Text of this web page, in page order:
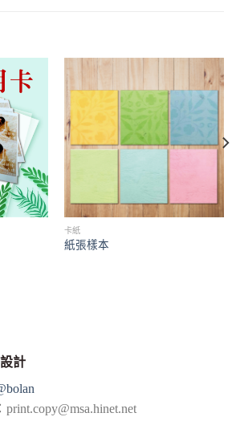
卡紙
紙張樣本
計
print.copy@msa.hinet.net